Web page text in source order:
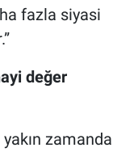
fazla siyasi
değer
zamanda